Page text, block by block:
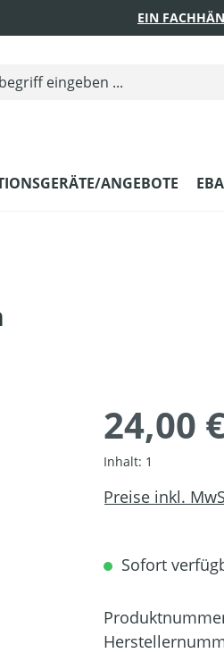
EIN
ANGEBOTE
24,00
Inhalt: 1
Preise inkl.
Sofort